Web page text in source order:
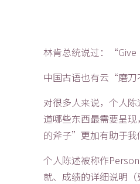
林肯总统说过：“Give
中国古语也有云“磨刀
对很多人来说，个人
道哪些东西最需要呈
的斧子”更加有助于我
个人陈述被称作
就、成绩的详细说明